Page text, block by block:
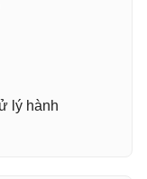
lý hành